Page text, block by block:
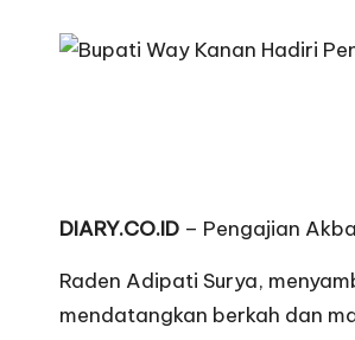
DIARY.CO.ID – Pengajian
Raden Adipati Surya,
mendatangkan berkah dan